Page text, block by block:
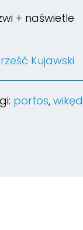
+ naświetle
Kujawski
portos, wikęd